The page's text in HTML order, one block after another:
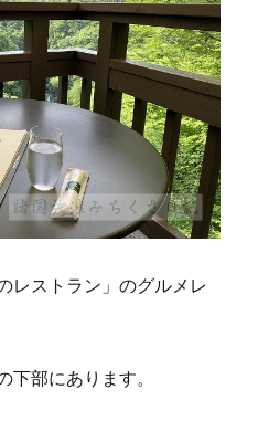
レストラン」のグルメレ
下部にあります。